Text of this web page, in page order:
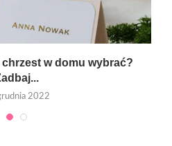
w domu wybrać?
2022